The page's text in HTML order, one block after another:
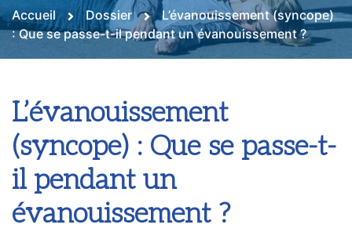
Accueil Dossier
L’évanouissement (syncope)
: Que se passe-t-il pendant un évanouissement ?
L’évanouissement
(syncope) : Que se passe-t-
il pendant un
évanouissement ?